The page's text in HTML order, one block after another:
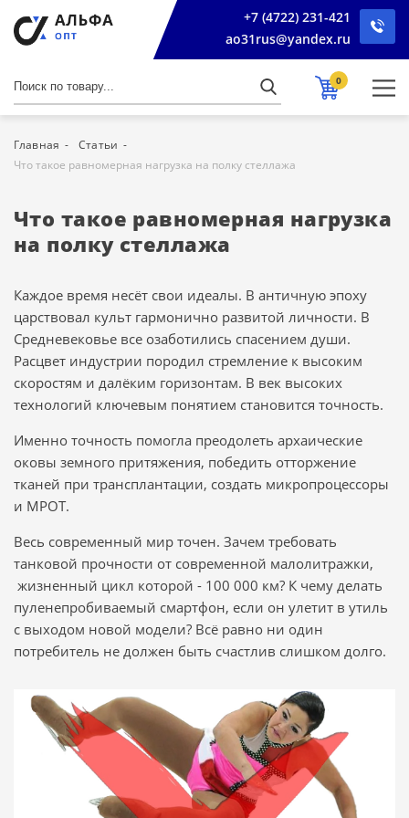
+7 (4722) 231-421
ao31rus@yandex.ru
0
Главная
Статьи
Что такое равномерная нагрузка на полку стеллажа
Что такое равномерная нагрузка
на полку стеллажа
Каждое время несёт свои идеалы. В античную эпоху
царствовал культ гармонично развитой личности. В
Средневековье все озаботились спасением души.
Расцвет индустрии породил стремление к высоким
скоростям и далёким горизонтам. В век высоких
технологий ключевым понятием становится точность.
Именно точность помогла преодолеть архаические
оковы земного притяжения, победить отторжение
тканей при трансплантации, создать микропроцессоры
и МРОТ.
Весь современный мир точен. Зачем требовать
танковой прочности от современной малолитражки,
жизненный цикл которой - 100 000 км? К чему делать
пуленепробиваемый смартфон, если он улетит в утиль
с выходом новой модели? Всё равно ни один
потребитель не должен быть счастлив слишком долго.